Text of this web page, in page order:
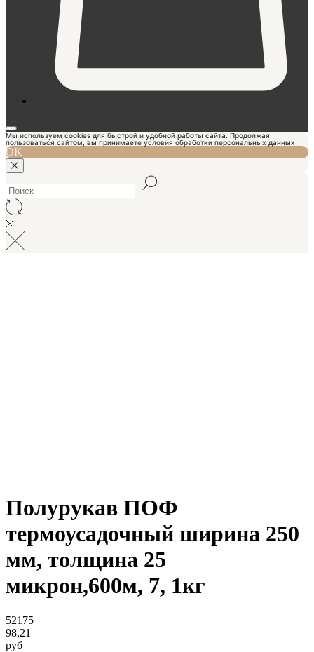
Мы используем cookies для быстрой и удобной работы сайта. Продолжая
пользоваться сайтом, вы принимаете условия обработки персональных данных
OK
Полурукав ПОФ
термоусадочный ширина 250
мм, толщина 25
микрон,600м, 7, 1кг
52175
98,21
руб